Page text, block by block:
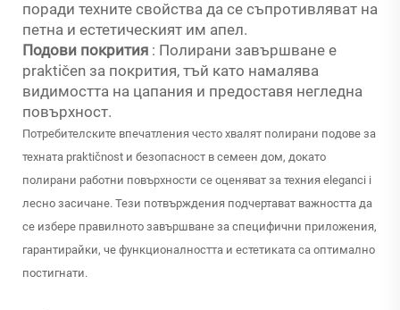
поради техните свойства да се съпротивляват на
петна и естетическият им апел.
Подови покрития : Полирани завършване е
praktičen за покрития, тъй като намалява
видимостта на цапания и предоставя негледна
повърхност.
Потребителските впечатления често хвалят полирани подове за
техната praktičnost и безопасност в семеен дом, докато
полирани работни повърхности се оценяват за техния eleganci i
лесно засичане. Тези потвърждения подчертават важността да
се избере правилното завършване за специфични приложения,
гарантирайки, че функционалността и естетиката са оптимално
постигнати.